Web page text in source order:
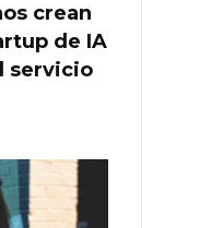
crean
de IA
servicio